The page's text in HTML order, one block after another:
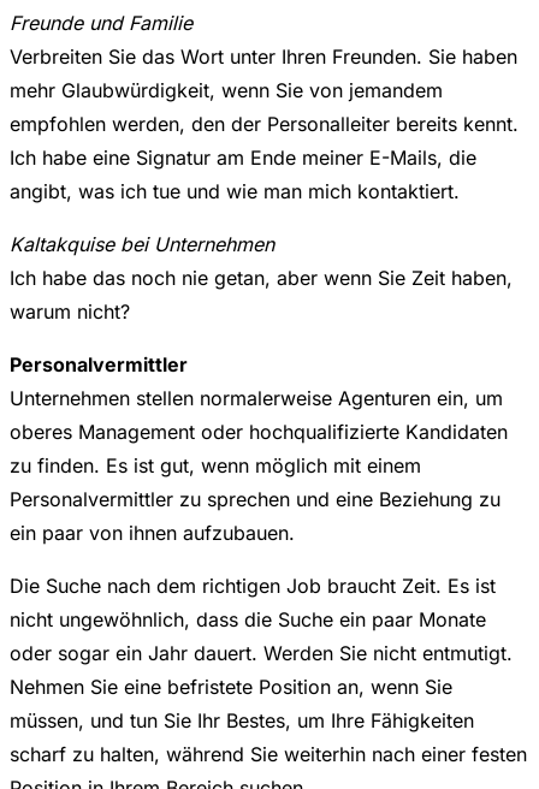
Freunde und Familie
Verbreiten Sie das Wort unter Ihren Freunden. Sie haben
mehr Glaubwürdigkeit, wenn Sie von jemandem
empfohlen werden, den der Personalleiter bereits kennt.
Ich habe eine Signatur am Ende meiner E-Mails, die
angibt, was ich tue und wie man mich kontaktiert.
Kaltakquise bei Unternehmen
Ich habe das noch nie getan, aber wenn Sie Zeit haben,
warum nicht?
Personalvermittler
Unternehmen stellen normalerweise Agenturen ein, um
oberes Management oder hochqualifizierte Kandidaten
zu finden. Es ist gut, wenn möglich mit einem
Personalvermittler zu sprechen und eine Beziehung zu
ein paar von ihnen aufzubauen.
Die Suche nach dem richtigen Job braucht Zeit. Es ist
nicht ungewöhnlich, dass die Suche ein paar Monate
oder sogar ein Jahr dauert. Werden Sie nicht entmutigt.
Nehmen Sie eine befristete Position an, wenn Sie
müssen, und tun Sie Ihr Bestes, um Ihre Fähigkeiten
scharf zu halten, während Sie weiterhin nach einer festen